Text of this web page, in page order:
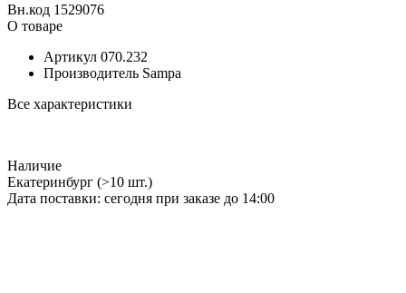
Вн.код 1529076
О товаре
Артикул 070.232
Производитель Sampa
Все характеристики
Наличие
Екатеринбург (>10 шт.)
Дата поставки: сегодня при заказе до 14:00